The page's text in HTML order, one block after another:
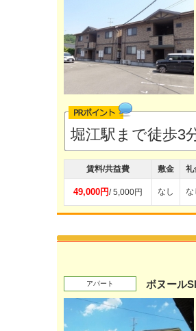
堀江駅まで徒歩3
賃料/共益費 敷金 礼
49,000円/ 5,000円 なし な
アパート ボヌール